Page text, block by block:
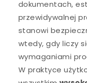
dokumentach,
przewidywalnej
stanowi
wtedy, gdy liczy
wymaganiami
W praktyce